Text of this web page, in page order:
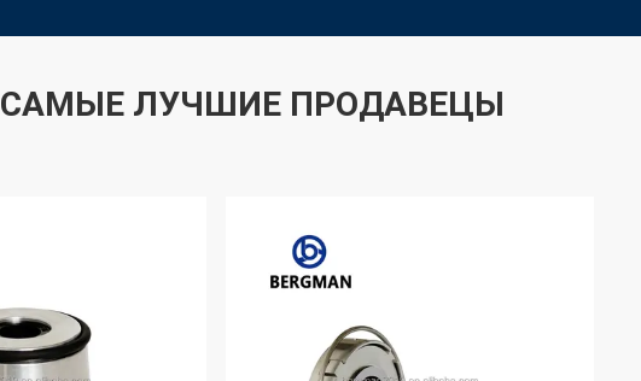
САМЫЕ ЛУЧШИЕ ПРОДАВЕЦЫ